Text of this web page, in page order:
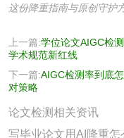
这份降重指南与原创守护
上一篇:学位论文AIGC检
学术规范新红线
下一篇:AIGC检测率到底
对策略
论文检测相关资讯
写毕业论文用AI降重怎